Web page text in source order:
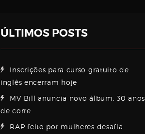
ÚLTIMOS POSTS
Inscrições para curso gratuito de
inglês encerram hoje
MV Bill anuncia novo álbum, 30 anos
de corre
RAP feito por mulheres desafia